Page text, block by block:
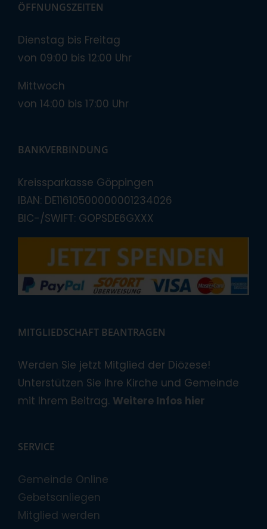
ÖFFNUNGSZEITEN
Dienstag bis Freitag
von 09:00 bis 12:00 Uhr
Mittwoch
von 14:00 bis 17:00 Uhr
BANKVERBINDUNG
Kreissparkasse Göppingen
IBAN: DE11610500000001234026
BIC-/SWIFT: GOPSDE6GXXX
MITGLIEDSCHAFT BEANTRAGEN
Werden Sie jetzt Mitglied der Diözese!
Unterstützen Sie Ihre Kirche und Gemeinde
mit Ihrem Beitrag. Weitere Infos hier
SERVICE
Gemeinde Online
Gebetsanliegen
Mitglied werden